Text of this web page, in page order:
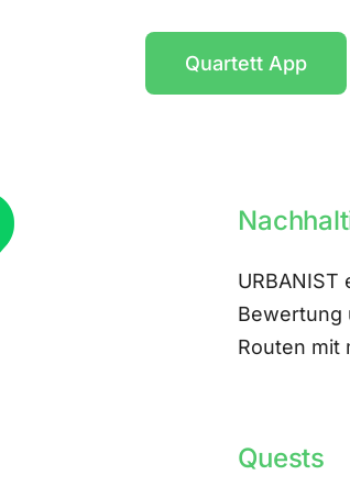
Quartett App
Bewertung
Routen mit
Quests